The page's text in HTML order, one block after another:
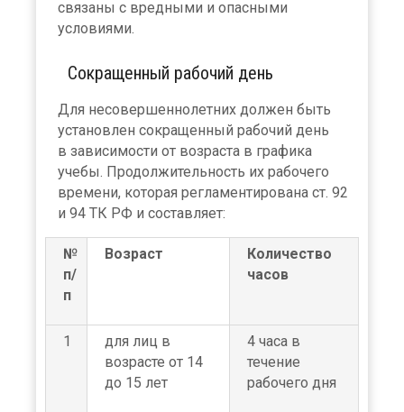
связаны с вредными и опасными
условиями.
Сокращенный рабочий день
Для несовершеннолетних должен быть
установлен сокращенный рабочий день
в зависимости от возраста в графика
учебы. Продолжительность их рабочего
времени, которая регламентирована ст. 92
и 94 ТК РФ и составляет:
№
п/
п
Возраст
Количество
часов
1
для лиц в
возрасте от 14
до 15 лет
4 часа в
течение
рабочего дня